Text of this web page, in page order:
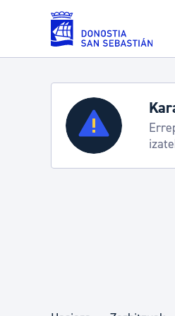
Eduki nagusira joan
Zerbitzuak
Errolda eta gai